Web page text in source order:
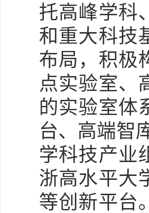
托高峰学科
和重大科技
布局，积极
点实验室、
的实验室体
台、高端智
学科技产业
浙高水平大
等创新平台